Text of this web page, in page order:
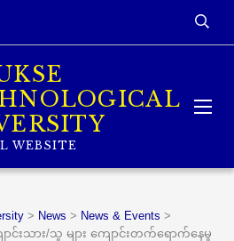
WEBSITE
> News > News & Events >
င်းသား/သူ များ ကျောင်းတက်ရောက်နေမှု